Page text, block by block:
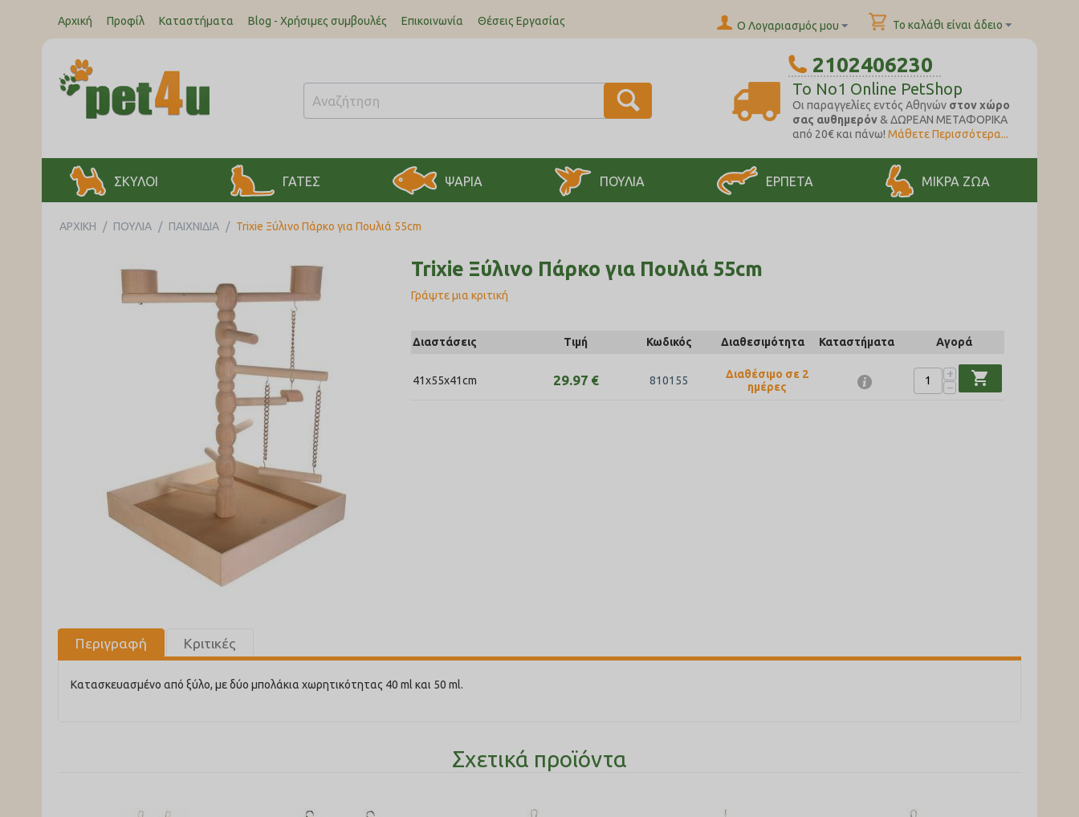
Αρχική Προφίλ Καταστήματα Blog - Χρήσιμες συμβουλές Επικοινωνία Θέσεις Εργασίας Το καλάθι είναι άδειο
Ο Λογαριασμός μου
2102406230
To No1 Online PetShop
Oι παραγγελίες εντός Αθηνών στον χώρο
σας αυθημερόν& ΔΩΡΕΑΝ ΜΕΤΑΦΟΡΙΚΑ
από 20€ και πάνω! Μάθετε Περισσότερα...
ΣΚΥΛΟΙ ΓΑΤΕΣ ΨΑΡΙΑ ΠΟΥΛΙΑ ΕΡΠΕΤΑ ΜΙΚΡΑ ΖΩΑ
ΑΡΧΙΚΉ / ΠΟΥΛΙΑ / ΠΑΙΧΝΙΔΙΑ / Trixie Ξύλινο Πάρκο για Πουλιά 55cm
Trixie Ξύλινο Πάρκο για Πουλιά 55cm
Γράψτε μια κριτική
Διαστάσεις Τιμή Κωδικός Διαθεσιμότητα Καταστήματα Αγορά
41x55x41cm 29.97 € 810155
Διαθέσιμο σε 2
ημέρες
+
−
shopping_cart
Περιγραφή Κριτικές
Κατασκευασμένο από ξύλο, με δύο μπολάκια χωρητικότητας 40 ml και 50 ml.
Σχετικά προϊόντα